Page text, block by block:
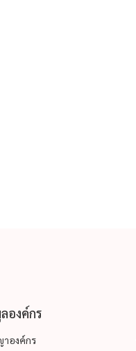
องค์กร
องค์กร